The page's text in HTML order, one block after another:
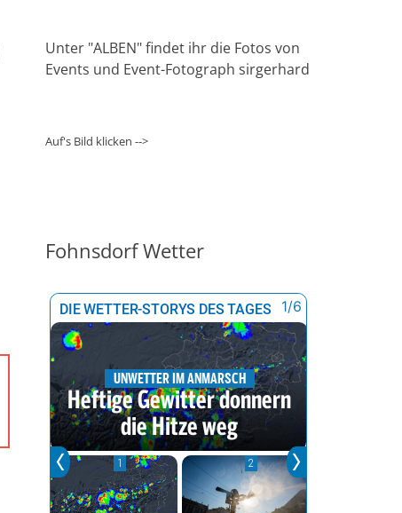
Unter "ALBEN" findet ihr die Fotos von
Events und Event-Fotograph sirgerhard
Auf's Bild klicken -->
Fohnsdorf Wetter